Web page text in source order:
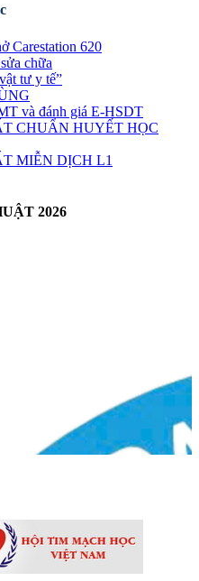
Carestation 620
chữa
tư y tế”
và đánh giá E-HSDT
CHUẨN HUYẾT HỌC
MIỄN DỊCH L1
2026